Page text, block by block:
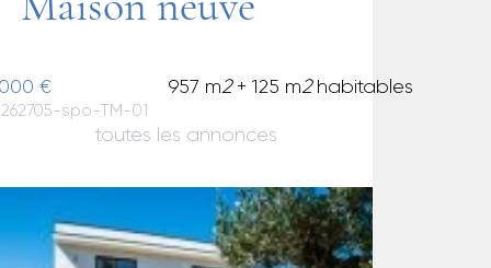
Maison neuve
€ 957 m2+ 125 m2habitables
262705-spo-TM-01
toutes les annonces